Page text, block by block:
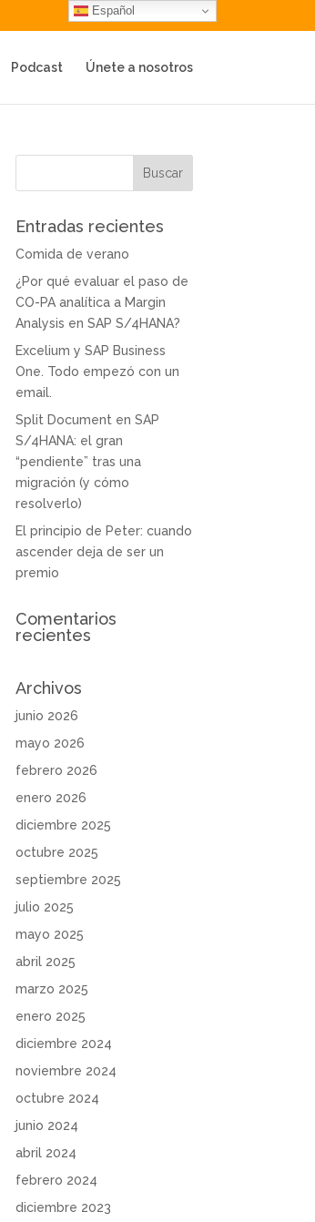
Podcast Únete a nosotros
Entradas recientes
Comida de verano
¿Por qué evaluar el paso de
CO-PA analítica a Margin
Analysis en SAP S/4HANA?
Excelium y SAP Business
One. Todo empezó con un
email.
Split Document en SAP
S/4HANA: el gran
“pendiente” tras una
migración (y cómo
resolverlo)
El principio de Peter: cuando
ascender deja de ser un
premio
Comentarios
recientes
Archivos
junio 2026
mayo 2026
febrero 2026
enero 2026
diciembre 2025
octubre 2025
septiembre 2025
julio 2025
mayo 2025
abril 2025
marzo 2025
enero 2025
diciembre 2024
noviembre 2024
octubre 2024
junio 2024
abril 2024
febrero 2024
diciembre 2023
Español